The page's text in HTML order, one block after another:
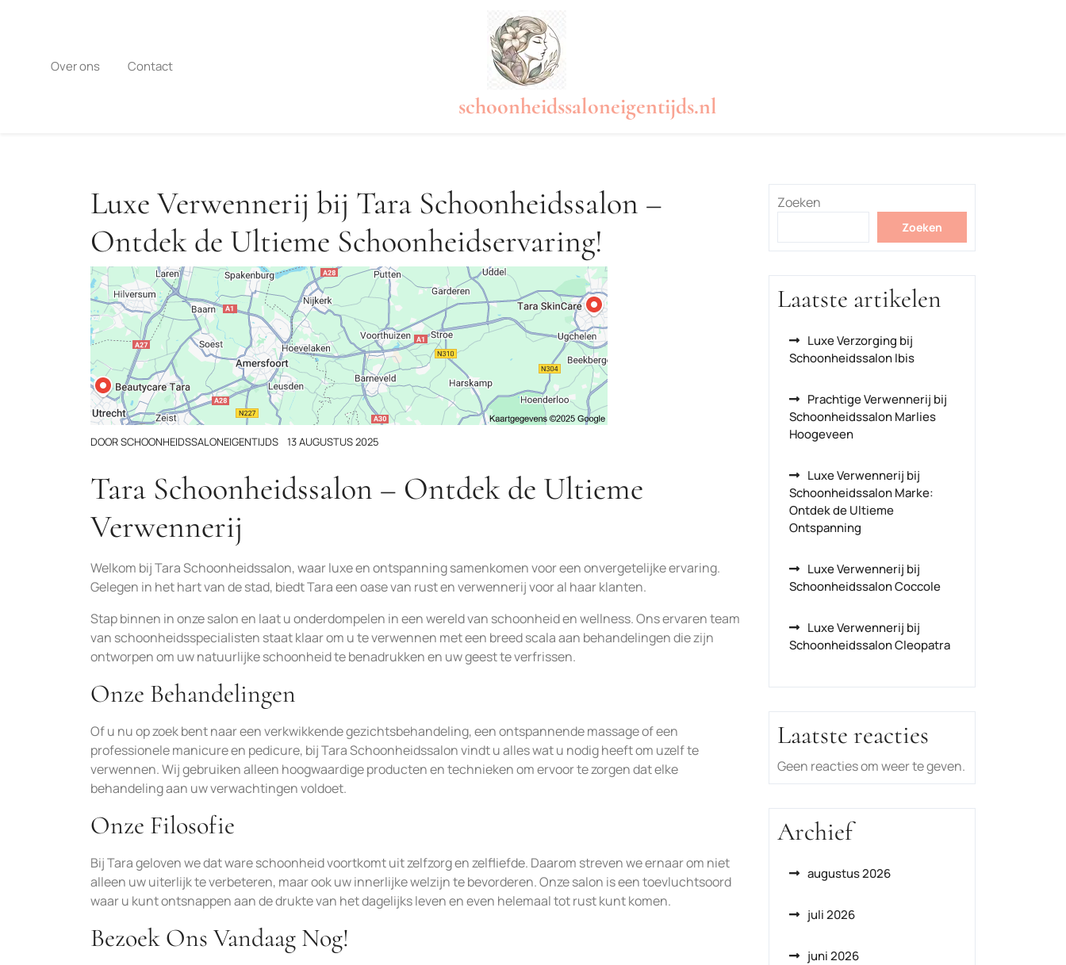
Over ons Contact
schoonheidssaloneigentijds.nl
Luxe Verwennerij bij Tara Schoonheidssalon –
Ontdek de Ultieme Schoonheidservaring!
DOORSCHOONHEIDSSALONEIGENTIJDS 13 AUGUSTUS 2025
Tara Schoonheidssalon – Ontdek de Ultieme
Verwennerij
Welkom bij Tara Schoonheidssalon, waar luxe en ontspanning samenkomen voor een onvergetelijke ervaring.
Gelegen in het hart van de stad, biedt Tara een oase van rust en verwennerij voor al haar klanten.
Stap binnen in onze salon en laat u onderdompelen in een wereld van schoonheid en wellness. Ons ervaren team
van schoonheidsspecialisten staat klaar om u te verwennen met een breed scala aan behandelingen die zijn
ontworpen om uw natuurlijke schoonheid te benadrukken en uw geest te verfrissen.
Onze Behandelingen
Of u nu op zoek bent naar een verkwikkende gezichtsbehandeling, een ontspannende massage of een
professionele manicure en pedicure, bij Tara Schoonheidssalon vindt u alles wat u nodig heeft om uzelf te
verwennen. Wij gebruiken alleen hoogwaardige producten en technieken om ervoor te zorgen dat elke
behandeling aan uw verwachtingen voldoet.
Onze Filosofie
Bij Tara geloven we dat ware schoonheid voortkomt uit zelfzorg en zelfliefde. Daarom streven we ernaar om niet
alleen uw uiterlijk te verbeteren, maar ook uw innerlijke welzijn te bevorderen. Onze salon is een toevluchtsoord
waar u kunt ontsnappen aan de drukte van het dagelijks leven en even helemaal tot rust kunt komen.
Bezoek Ons Vandaag Nog!
Zoeken
Zoeken
Laatste artikelen
Luxe Verzorging bij
Schoonheidssalon Ibis
Prachtige Verwennerij bij
Schoonheidssalon Marlies
Hoogeveen
Luxe Verwennerij bij
Schoonheidssalon Marke:
Ontdek de Ultieme
Ontspanning
Luxe Verwennerij bij
Schoonheidssalon Coccole
Luxe Verwennerij bij
Schoonheidssalon Cleopatra
Laatste reacties
Geen reacties om weer te geven.
Archief
augustus 2026
juli 2026
juni 2026